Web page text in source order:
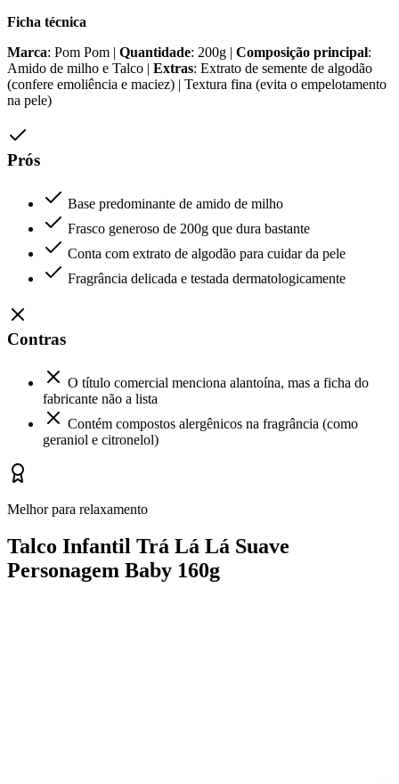
Ficha técnica
Marca: Pom Pom | Quantidade: 200g | Composição principal:
Amido de milho e Talco | Extras: Extrato de semente de algodão
(confere emoliência e maciez) | Textura fina (evita o empelotamento
na pele)
Prós
Base predominante de amido de milho
Frasco generoso de 200g que dura bastante
Conta com extrato de algodão para cuidar da pele
Fragrância delicada e testada dermatologicamente
Contras
O título comercial menciona alantoína, mas a ficha do
fabricante não a lista
Contém compostos alergênicos na fragrância (como
geraniol e citronelol)
Melhor para relaxamento
Talco Infantil Trá Lá Lá Suave
Personagem Baby 160g